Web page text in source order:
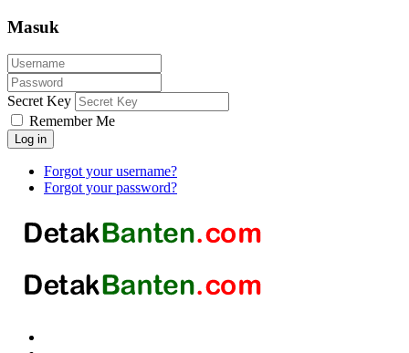
Masuk
Secret Key
Remember Me
Log in
Forgot your username?
Forgot your password?